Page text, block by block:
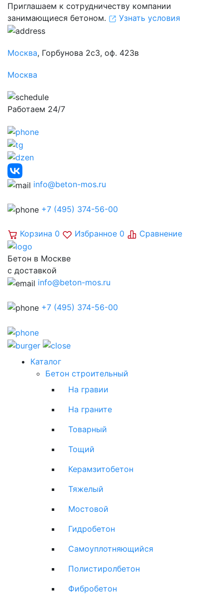
Приглашаем к сотрудничеству компании
занимающиеся бетоном.
Узнать условия
Москва, Горбунова 2с3, оф. 423в
Москва
Работаем 24/7
info@beton-mos.ru
+7 (495) 374-56-00
Корзина 0 Избранное 0 Сравнение
Бетон в Москве
с доставкой
info@beton-mos.ru
+7 (495) 374-56-00
Каталог
Бетон строительный
На гравии
На граните
Товарный
Тощий
Керамзитобетон
Тяжелый
Мостовой
Гидробетон
Самоуплотняющийся
Полистиролбетон
Фибробетон